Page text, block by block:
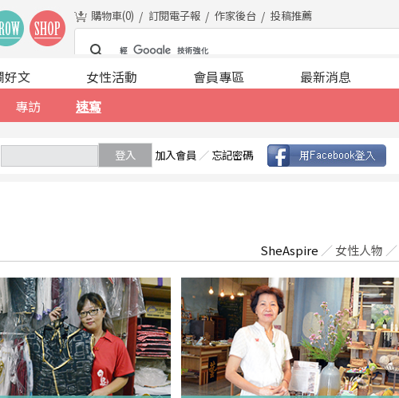
購物車(0) 訂閱電子報 作家後台 投稿推薦
專訪
速寫
好文 女性活動 會員專區 最新消息
登入 加入會員 ／ 忘記密碼
SheAspire ／ 女性人物 ／